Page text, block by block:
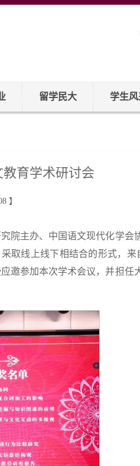
留学民大 学生风
育学术研讨会
】
院主办、中国语文现代化学会
取线上线下相结合的形式，
邀参加本次学术会议，并担任